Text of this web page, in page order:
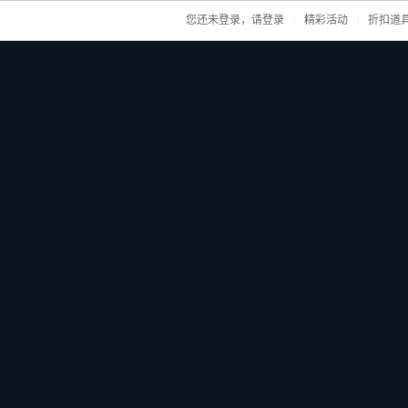
折扣道
精彩活动
您还未登录，请登录